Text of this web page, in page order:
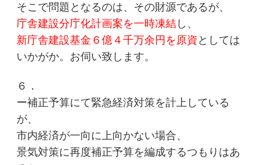
そこで問題となるのは、その財源であるが、
庁舎建設分庁化計画案を一時凍結 し、
新庁舎建設基金６億４千万余円を原資 としては
いかがか。お伺い致します。
６．
ー補正予算にて緊急経済対策を計上している
が、
市内経済が一向に上向かない場合、
景気対策に再度補正予算を編成するつもりはあ